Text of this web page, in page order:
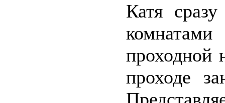
Катя
проходной
проходе